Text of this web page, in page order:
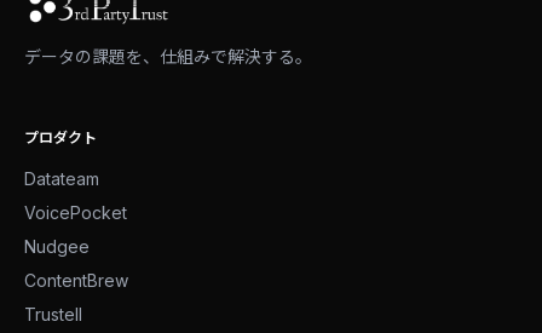
データの課題を、仕組みで解決する。
プロダクト
Datateam
VoicePocket
Nudgee
ContentBrew
Trustell